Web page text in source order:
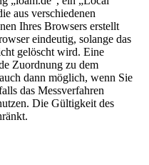
aus verschiedenen
Ihres Browsers erstellt
eindeutig, solange das
gelöscht wird. Eine
Zuordnung zu dem
dann möglich, wenn Sie
das Messverfahren
Die Gültigkeit des